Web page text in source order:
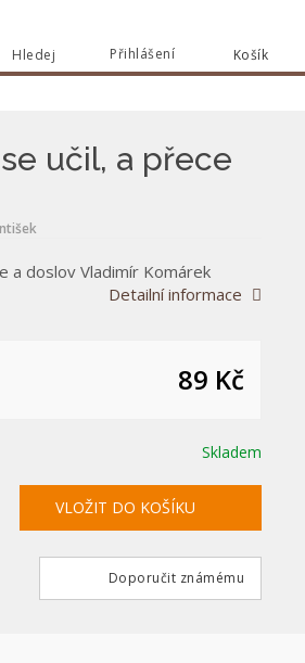
Košík
Přihlášení
Hledej
učil, a přece
a doslov Vladimír Komárek
Detailní informace
89 Kč
Skladem
Doporučit známému